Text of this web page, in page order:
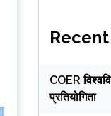
COER
प्रतियोगिता